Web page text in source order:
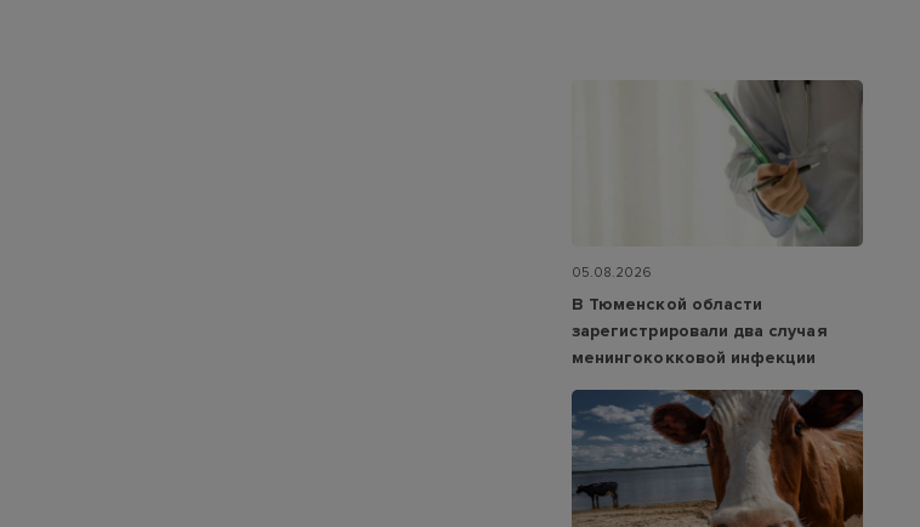
05.08.2026
В Тюменской области
зарегистрировали два случая
менингококковой инфекции